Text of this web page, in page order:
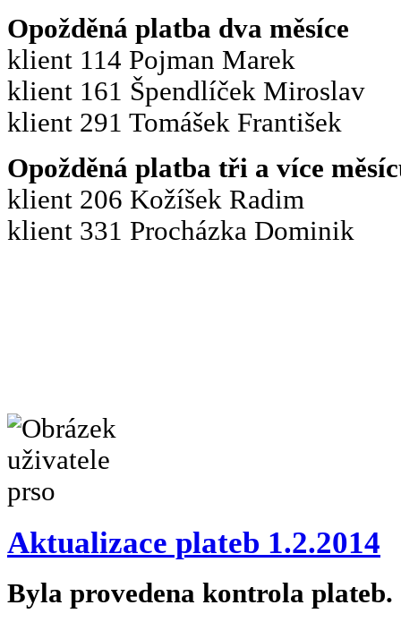
Opožděná platba dva měsíce
klient 114 Pojman Marek
klient 161 Špendlíček Miroslav
klient 291 Tomášek František
Opožděná platba tři a více
klient 206 Kožíšek Radim
klient 331 Procházka Dominik
Aktualizace plateb 1.2.2014
Byla provedena kontrola plateb.